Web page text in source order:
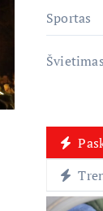
Sportas
Švietimas